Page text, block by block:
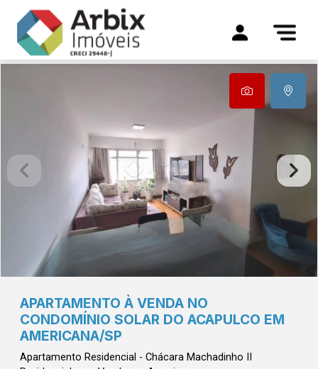
APARTAMENTO À VENDA NO
CONDOMÍNIO SOLAR DO ACAPULCO EM
AMERICANA/SP
Apartamento Residencial - Chácara Machadinho II